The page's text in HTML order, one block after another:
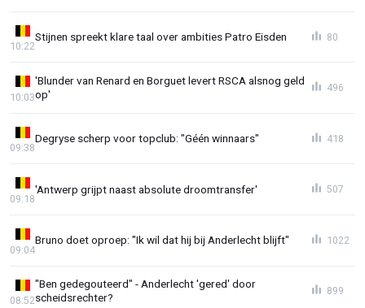
Stijnen spreekt klare taal over ambities Patro Eisden
10:22
80
'Blunder van Renard en Borguet levert RSCA alsnog geld
op'
10:03
496
Degryse scherp voor topclub: "Géén winnaars"
09:38
418
'Antwerp grijpt naast absolute droomtransfer'
09:18
507
Bruno doet oproep: "Ik wil dat hij bij Anderlecht blijft"
09:04
1022
"Ben gedegouteerd" - Anderlecht 'gered' door
scheidsrechter?
08:52
899